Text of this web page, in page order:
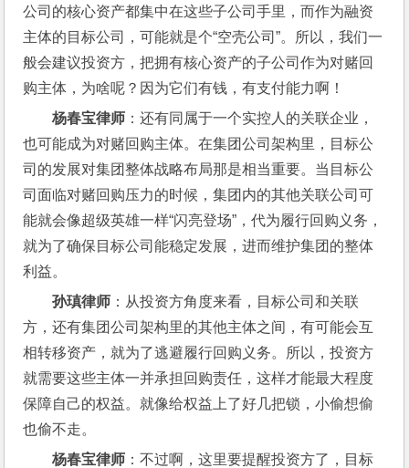
公司的核心资产都集中在这些子公司手里，而作为融资
主体的目标公司，可能就是个“空壳公司”。所以，我们一
般会建议投资方，把拥有核心资产的子公司作为对赌回
购主体，为啥呢？因为它们有钱，有支付能力啊！
杨春宝律师 ：还有同属于一个实控人的关联企业，
也可能成为对赌回购主体。在集团公司架构里，目标公
司的发展对集团整体战略布局那是相当重要。当目标公
司面临对赌回购压力的时候，集团内的其他关联公司可
能就会像超级英雄一样“闪亮登场”，代为履行回购义务，
就为了确保目标公司能稳定发展，进而维护集团的整体
利益。
孙瑱律师 ：从投资方角度来看，目标公司和关联
方，还有集团公司架构里的其他主体之间，有可能会互
相转移资产，就为了逃避履行回购义务。所以，投资方
就需要这些主体一并承担回购责任，这样才能最大程度
保障自己的权益。就像给权益上了好几把锁，小偷想偷
也偷不走。
杨春宝律师 ：不过啊，这里要提醒投资方了，目标